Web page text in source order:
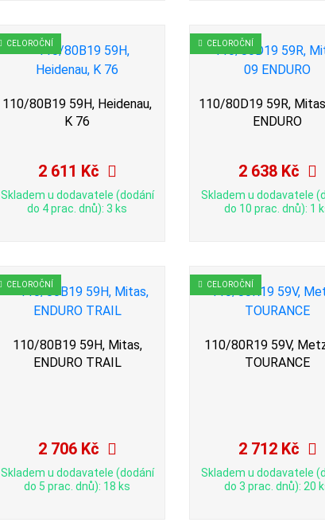
CELOROČNÍ
110/80B19 59H, Heidenau,
K 76
2 611 Kč
Skladem u dodavatele (dodání
do 4 prac. dnů): 3 ks
CELOROČNÍ
110/80D19 59R,
ENDURO
2 638 Kč
Skladem u dodavatele
do 10 prac. dnů): 1
CELOROČNÍ
110/80B19 59H, Mitas,
ENDURO TRAIL
2 706 Kč
Skladem u dodavatele (dodání
do 5 prac. dnů): 18 ks
CELOROČNÍ
110/80R19 59V,
TOURANCE
2 712 Kč
Skladem u dodavatele
do 3 prac. dnů): 20